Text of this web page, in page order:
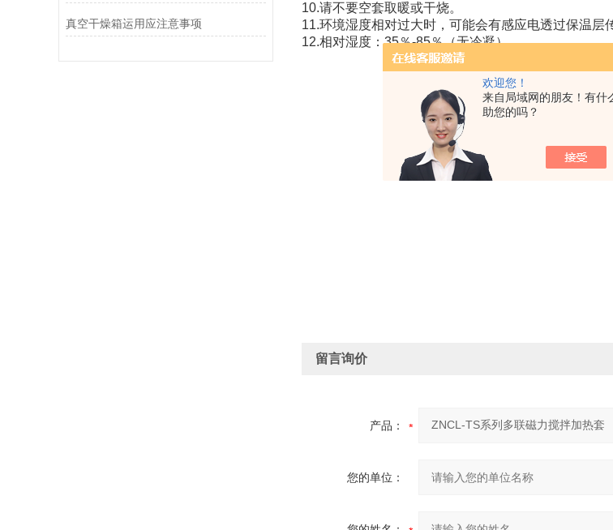
欢迎您！
来自局域网的朋友！有什
助您的吗？
真空干燥箱运用应注意事项
10.请不要空套取暖或干烧。
11.环境湿度相对过大时，可能会有感应电透过保温层
12.相对湿度：35％-85％（无冷凝）。
留言询价
产品：
您的单位：